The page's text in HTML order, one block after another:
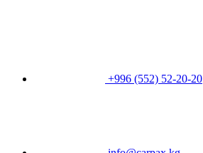
+996 (552) 52-20-20